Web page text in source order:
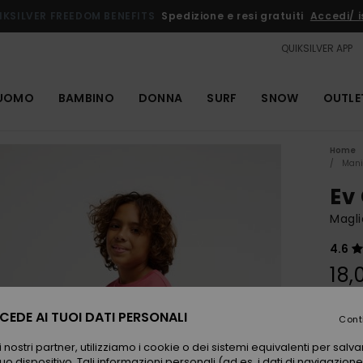
FREEDOM BENEFITS Spedizione e resi gratuiti Accedi/
QUIKSILVER APP
BAMBINO DONNA SURF SNOW
Home
4.6
Colori
AI TUOI DATI PERSONALI
partner, utilizziamo i cookie o dei sistemi equivalenti per